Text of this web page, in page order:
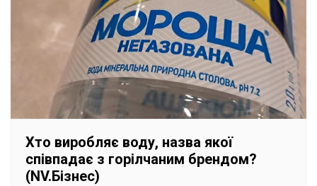
Хто виробляє воду, назва якої
співпадає з горілчаним брендом?
(NV.Бізнес)